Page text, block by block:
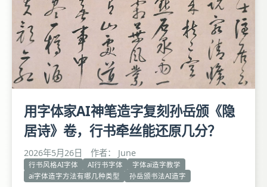
用字体家AI神笔造字复刻孙岳颁《隐
居诗》卷，行书牵丝能还原几分？
2026年5月26日 作者： June
行书风格AI字体 AI行书字体
字体ai造字教学
ai字体造字方法有哪几种类型
孙岳颁书法AI造字